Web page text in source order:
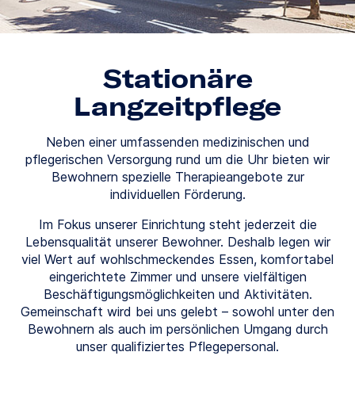
Stationäre
Langzeitpflege
Neben einer umfassenden medizinischen und
pflegerischen Versorgung rund um die Uhr bieten wir
Bewohnern spezielle Therapieangebote zur
individuellen Förderung.
Im Fokus unserer Einrichtung steht jederzeit die
Lebensqualität unserer Bewohner. Deshalb legen wir
viel Wert auf wohlschmeckendes Essen, komfortabel
eingerichtete Zimmer und unsere vielfältigen
Beschäftigungsmöglichkeiten und Aktivitäten.
Gemeinschaft wird bei uns gelebt – sowohl unter den
Bewohnern als auch im persönlichen Umgang durch
unser qualifiziertes Pflegepersonal.